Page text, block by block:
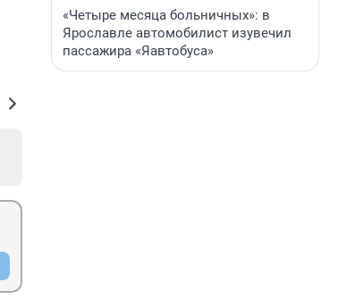
«Четыре месяца больничных»: в
Ярославле автомобилист изувечил
пассажира «Яавтобуса»